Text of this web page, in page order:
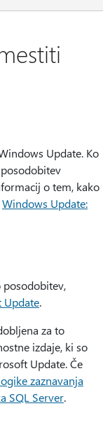
Update. Ko
o tem, kako
Windows Update:
Update.
za to
izdaje, ki so
Update. Če
zaznavanja
SQL Server.